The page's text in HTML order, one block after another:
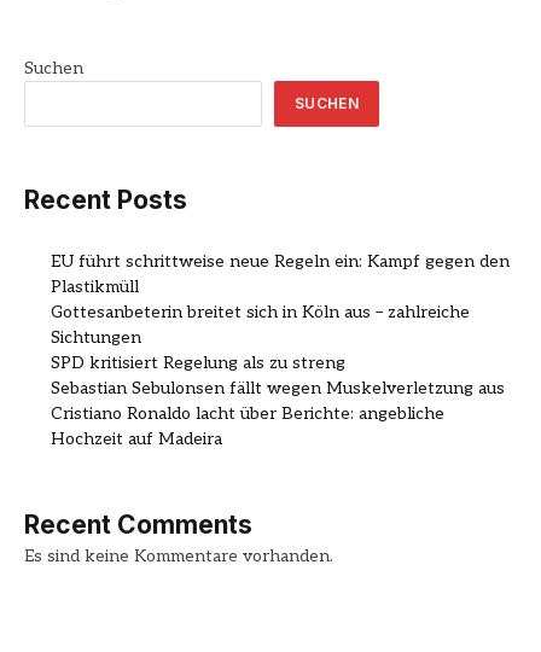
Suchen
SUCHEN
Recent Posts
EU führt schrittweise neue Regeln ein: Kampf gegen den
Plastikmüll
Gottesanbeterin breitet sich in Köln aus – zahlreiche
Sichtungen
SPD kritisiert Regelung als zu streng
Sebastian Sebulonsen fällt wegen Muskelverletzung aus
Cristiano Ronaldo lacht über Berichte: angebliche
Hochzeit auf Madeira
Recent Comments
Es sind keine Kommentare vorhanden.